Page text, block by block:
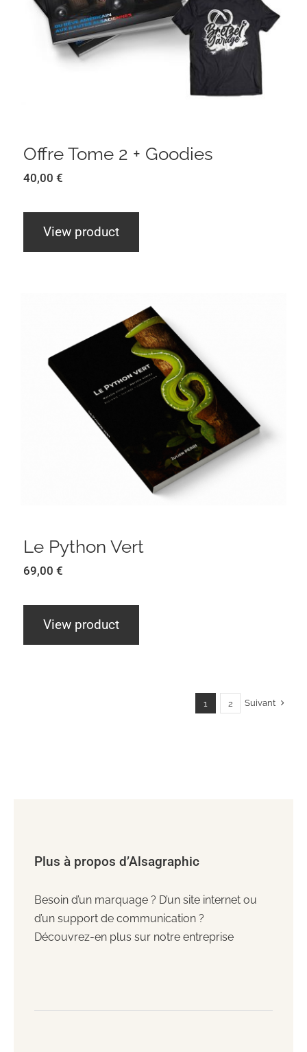
Offre Tome 2 + Goodies
Offre Tome 2 + Goodies
40,00€
View product
Le Python Vert
Le Python Vert
69,00€
View product
1 2 Suivant
Plus à propos d’Alsagraphic
Besoin d’un marquage ? D’un site internet ou
d’un support de communication ?
Découvrez-en plus sur notre entreprise